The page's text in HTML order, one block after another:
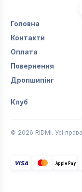
Головна
Контакти
Оплата
Повернення
Дропшипінг
Клуб
© 2026 RIDMI. Усі
VISA Apple Pay